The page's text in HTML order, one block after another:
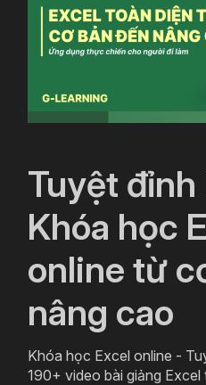
Tuyệt đỉnh
Khóa học
online từ
nâng cao
Khóa học Excel online -
190+ video bài giảng